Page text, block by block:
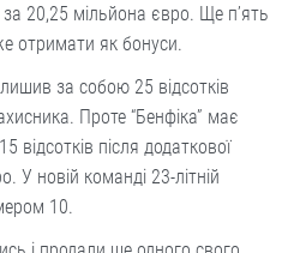
20,25 мільйона євро. Ще п’ять
отримати як бонуси.
за собою 25 відсотків
Проте “Бенфіка” має
після додаткової
У новій команді 23-літній
10.